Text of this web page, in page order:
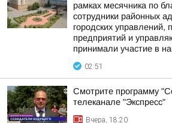
рамках месячника по
сотрудники районных
городских
предприятий и
принимали участие в
02:51
Смотрите программу
телеканале "Экспресс"
Вчера, 18:20